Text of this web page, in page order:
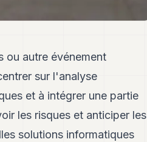
ou autre événement
sur l'analyse
et à intégrer une partie
les risques et anticiper les
solutions informatiques